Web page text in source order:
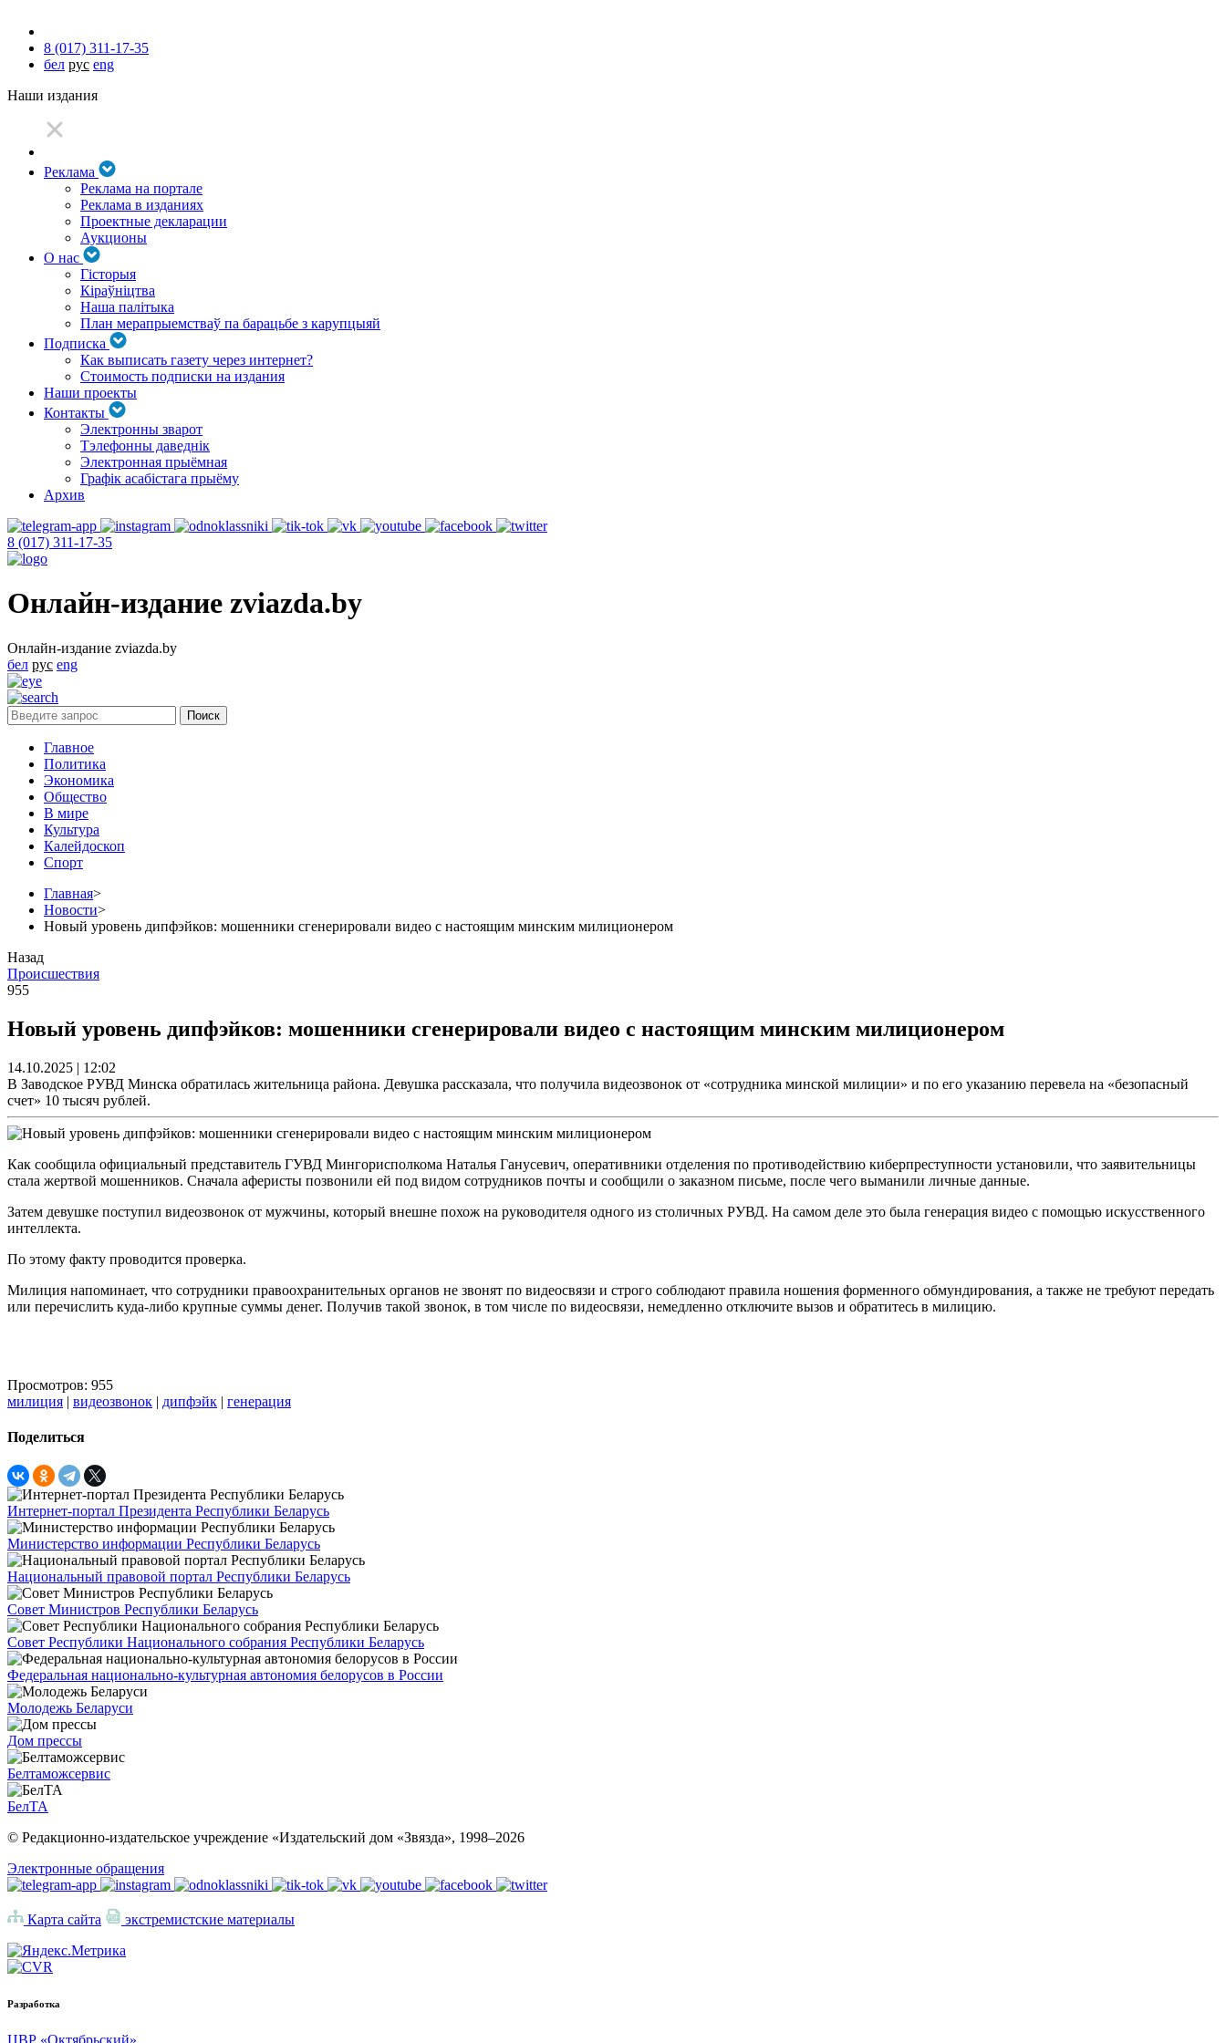
8 (017) 311-17-35
бел рус eng
Наши издания
Реклама
Реклама на портале
Реклама в изданиях
Проектные декларации
Аукционы
О нас
Гісторыя
Кіраўніцтва
Наша палітыка
План мерапрыемстваў па барацьбе з карупцыяй
Подписка
Как выписать газету через интернет?
Стоимость подписки на издания
Наши проекты
Контакты
Электронны зварот
Тэлефонны даведнік
Электронная прыёмная
Графік асабістага прыёму
Архив
8 (017) 311-17-35
Онлайн-издание zviazda.by
Онлайн-издание zviazda.by
бел рус eng
Главное
Политика
Экономика
Общество
В мире
Культура
Калейдоскоп
Спорт
Главная>
Новости>
Новый уровень дипфэйков: мошенники сгенерировали видео с настоящим минским милиционером
Назад
Происшествия
955
Новый уровень дипфэйков: мошенники сгенерировали видео с настоящим минским милиционером
14.10.2025 | 12:02
В Заводское РУВД Минска обратилась жительница района. Девушка рассказала, что получила видеозвонок от «сотрудника минской милиции» и по его указанию перевела на «безопасный
счет» 10 тысяч рублей.
Как сообщила официальный представитель ГУВД Мингорисполкома Наталья Ганусевич, оперативники отделения по противодействию киберпреступности установили, что заявительницы
стала жертвой мошенников. Сначала аферисты позвонили ей под видом сотрудников почты и сообщили о заказном письме, после чего выманили личные данные.
Затем девушке поступил видеозвонок от мужчины, который внешне похож на руководителя одного из столичных РУВД. На самом деле это была генерация видео с помощью искусственного
интеллекта.
По этому факту проводится проверка.
Милиция напоминает, что сотрудники правоохранительных органов не звонят по видеосвязи и строго соблюдают правила ношения форменного обмундирования, а также не требуют передать
или перечислить куда-либо крупные суммы денег. Получив такой звонок, в том числе по видеосвязи, немедленно отключите вызов и обратитесь в милицию.
Просмотров: 955
милиция | видеозвонок | дипфэйк | генерация
Поделиться
Интернет-портал Президента Республики Беларусь
Министерство информации Республики Беларусь
Национальный правовой портал Республики Беларусь
Совет Министров Республики Беларусь
Совет Республики Национального собрания Республики Беларусь
Федеральная национально-культурная автономия белорусов в России
Молодежь Беларуси
Дом прессы
Белтаможсервис
БелТА
© Редакционно-издательское учреждение «Издательский дом «Звязда», 1998–2026
Электронные обращения
Карта сайта экстремистские материалы
Разработка